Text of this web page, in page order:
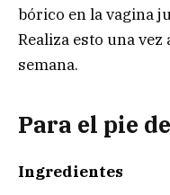
bórico en la vagina
Realiza esto una
semana.
Para el pie
Ingredientes